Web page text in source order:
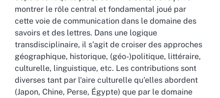
montrer le rôle central et fondamental joué par
cette voie de communication dans le domaine des
savoirs et des lettres. Dans une logique
transdisciplinaire, il s’agit de croiser des approches
géographique, historique, (géo-)politique, littéraire,
culturelle, linguistique, etc. Les contributions sont
diverses tant par l'aire culturelle qu'elles abordent
(Japon, Chine, Perse, Égypte) que par le domaine